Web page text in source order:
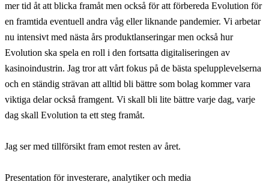
mer tid åt att blicka framåt men också för att förbereda Evolution för
en framtida eventuell andra våg eller liknande pandemier. Vi arbetar
nu intensivt med nästa års produktlanseringar men också hur
Evolution ska spela en roll i den fortsatta digitaliseringen av
kasinoindustrin. Jag tror att vårt fokus på de bästa spelupplevelserna
och en ständig strävan att alltid bli bättre som bolag kommer vara
viktiga delar också framgent. Vi skall bli lite bättre varje dag, varje
dag skall Evolution ta ett steg framåt.
Jag ser med tillförsikt fram emot resten av året.
Presentation för investerare, analytiker och media